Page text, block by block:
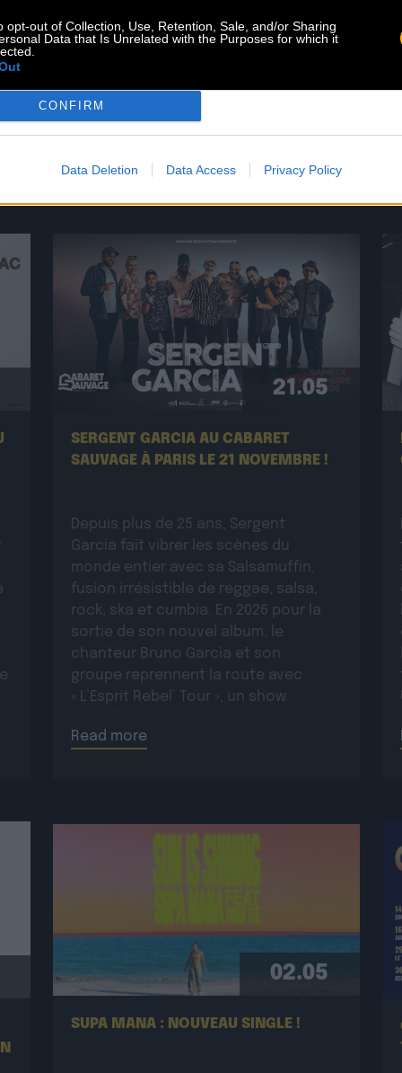
opt-out of Collection, Use, Retention, Sale, and/or Sharing
Data that Is Unrelated with the Purposes for which it
CONFIRM
Data Deletion Data Access Privacy Policy
votre exemplaire en cliquant ici.
tout amateur de roots, il manquait
encore un opus majeur […]
Read more
21.05
SERGENT GARCIA AU CABARET
SAUVAGE À PARIS LE 21 NOVEMBRE !
Depuis plus de 25 ans, Sergent
Garcia fait vibrer les scènes du
monde entier avec sa Salsamuffin,
fusion irrésistible de reggae, salsa,
rock, ska et cumbia. En 2026 pour la
sortie de son nouvel album, le
chanteur Bruno Garcia et son
groupe reprennent la route avec
« L’Esprit Rebel’ Tour », un show
une énergie toujours plus électrique.
Read more
02.05
SUPA MANA : NOUVEAU SINGLE !